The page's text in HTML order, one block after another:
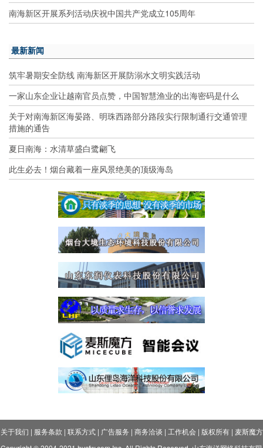
南海新区开展系列活动庆祝中国共产党成立105周年
最新新闻
筑牢暑期安全防线 南海新区开展防溺水文明实践活动
一家山东企业让越南官员点赞，中国智慧渔业的出海密码是什么
关于对南海新区海晏路、明珠西路部分路段实行限制通行交通管理
措施的通告
夏日南海：水清草盛白鹭翩飞
此生必去！烟台藏着一座风景绝美的顶级海岛
关于我们 | 服务条款 | 联系方式| 广告服务 | 商务洽谈 | 工作机会| 版权所有| 麦斯魔方